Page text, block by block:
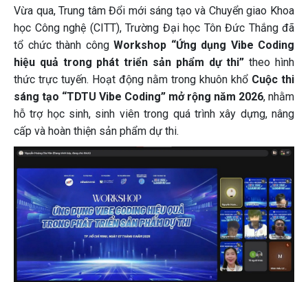
Vừa qua, Trung tâm Đổi mới sáng tạo và Chuyển giao Khoa
học Công nghệ (CITT), Trường Đại học Tôn Đức Thắng đã
tổ chức thành công Workshop “Ứng dụng Vibe Coding
hiệu quả trong phát triển sản phẩm dự thi” theo hình
thức trực tuyến. Hoạt động nằm trong khuôn khổ Cuộc thi
sáng tạo “TDTU Vibe Coding” mở rộng năm 2026, nhằm
hỗ trợ học sinh, sinh viên trong quá trình xây dựng, nâng
cấp và hoàn thiện sản phẩm dự thi.